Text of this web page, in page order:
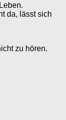
da, lässt sich
zu hören.